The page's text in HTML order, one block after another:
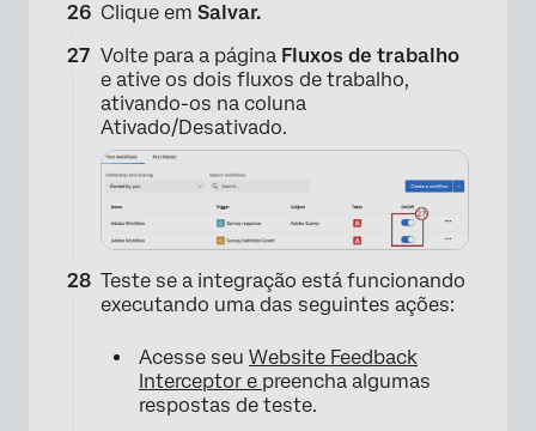
×
Clique em Salvar.
Volte para a página Fluxos de trabalho
e ative os dois fluxos de trabalho,
ativando-os na coluna
Ativado/Desativado.
Teste se a integração está funcionando
executando uma das seguintes ações:
Acesse seu Website Feedback
Interceptor e preencha algumas
respostas de teste.